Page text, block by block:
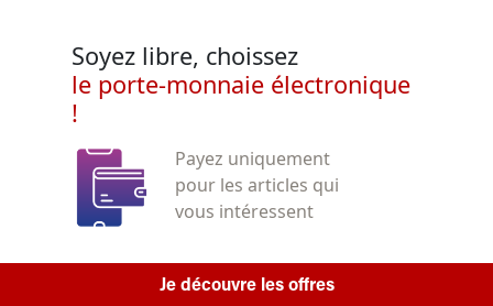
Soyez libre, choissez
le porte-monnaie électronique
!
Payez uniquement
pour les articles qui
vous intéressent
Je découvre les offres